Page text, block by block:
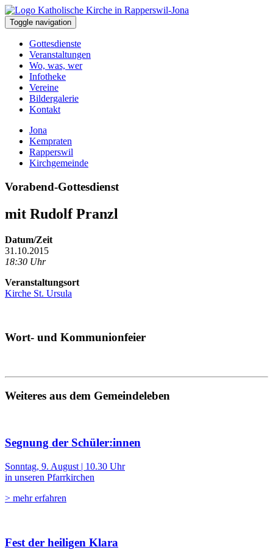
Toggle navigation
Gottesdienste
Veranstaltungen
Wo, was, wer
Infotheke
Vereine
Bildergalerie
Kontakt
Jona
Kempraten
Rapperswil
Kirchgemeinde
Vorabend-Gottesdienst
mit Rudolf Pranzl
Datum/Zeit
31.10.2015
18:30 Uhr
Veranstaltungsort
Kirche St. Ursula
Wort- und Kommunionfeier
Weiteres aus dem Gemeindeleben
Segnung der Schüler:innen
Sonntag, 9. August | 10.30 Uhr
in unseren Pfarrkirchen
> mehr erfahren
Fest der heiligen Klara